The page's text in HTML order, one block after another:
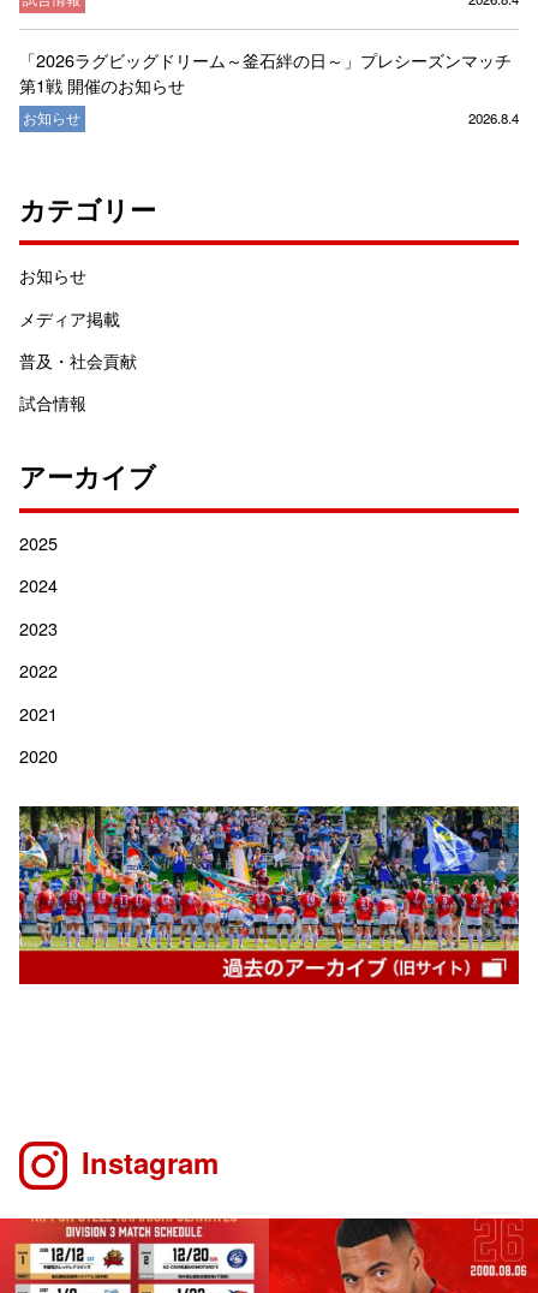
「2026ラグビッグドリーム～釜石絆の日～」プレシーズンマッチ
第1戦 開催のお知らせ
お知らせ 2026.8.4
カテゴリー
お知らせ
メディア掲載
普及・社会貢献
試合情報
アーカイブ
2025
2024
2023
2022
2021
2020
Instagram